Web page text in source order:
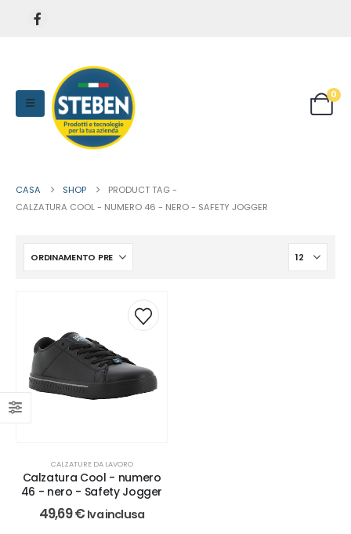
0
CASA SHOP
PRODUCT TAG -
CALZATURA COOL - NUMERO 46 - NERO - SAFETY JOGGER
CALZATURE DA LAVORO
Calzatura Cool - numero
46 - nero - Safety Jogger
49,69€ Iva inclusa